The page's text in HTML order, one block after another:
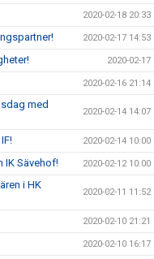
2020-02-18 20:33
2020-02-17 14:53
2020-02-17
2020-02-16 21:14
med
2020-02-14 14:07
2020-02-14 10:00
IK Sävehof! 2020-02-12 10:00
i HK
2020-02-11 11:52
2020-02-10 21:21
2020-02-10 16:17